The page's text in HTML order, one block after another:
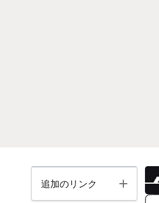
追加のリンク Toggle